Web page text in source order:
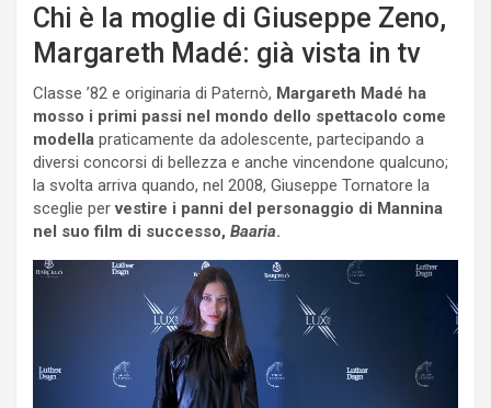
Chi è la moglie di Giuseppe Zeno,
Margareth Madé: già vista in tv
Classe ’82 e originaria di Paternò, Margareth Madé ha
mosso i primi passi nel mondo dello spettacolo come
modella praticamente da adolescente, partecipando a
diversi concorsi di bellezza e anche vincendone qualcuno;
la svolta arriva quando, nel 2008, Giuseppe Tornatore la
sceglie pervestire i panni del personaggio di Mannina
nel suo film di successo, Baaria.